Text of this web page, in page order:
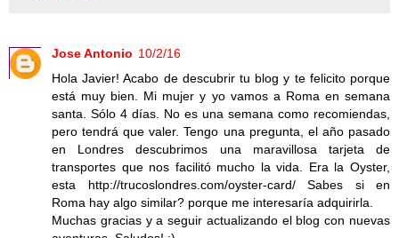
Jose Antonio 10/2/16
Hola Javier! Acabo de descubrir tu blog y te felicito porque
está muy bien. Mi mujer y yo vamos a Roma en semana
santa. Sólo 4 días. No es una semana como recomiendas,
pero tendrá que valer. Tengo una pregunta, el año pasado
en Londres descubrimos una maravillosa tarjeta de
transportes que nos facilitó mucho la vida. Era la Oyster,
esta http://trucoslondres.com/oyster-card/ Sabes si en
Roma hay algo similar? porque me interesaría adquirirla.
Muchas gracias y a seguir actualizando el blog con nuevas